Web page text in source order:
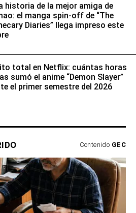
historia de la mejor amiga de
el manga spin-off de “The
Diaries” llega impreso este
total en Netflix: cuántas horas
sumó el anime “Demon Slayer”
el primer semestre del 2026
Contenido GEC